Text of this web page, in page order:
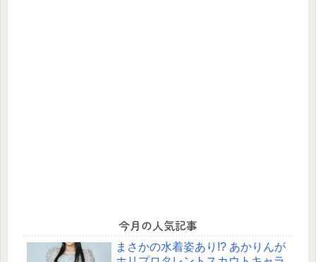
今月の人気記事
まさかの水着姿あり!? あかりんが